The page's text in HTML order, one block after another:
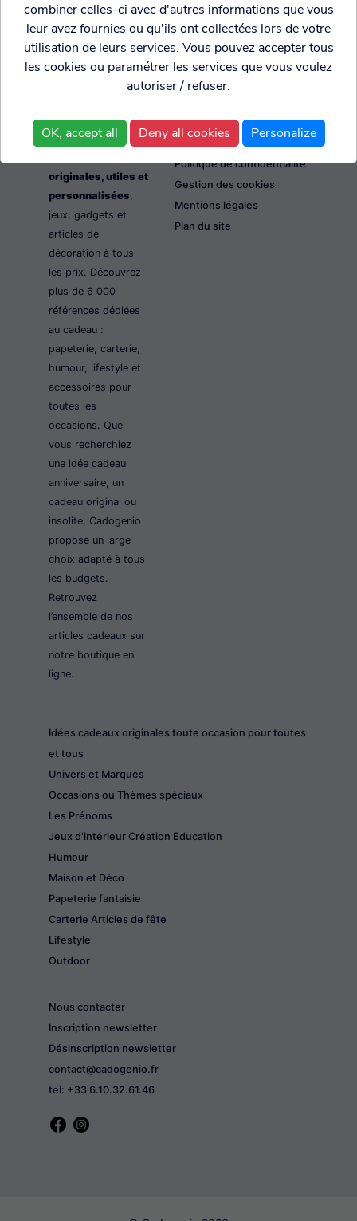
boutique
spécialisée dans
originales, utiles et
personnalisées,
jeux, gadgets et
articles de
décoration à tous
les prix. Découvrez
plus de 6 000
références dédiées
au cadeau :
papeterie, carterie,
humour, lifestyle et
accessoires pour
toutes les
occasions. Que
vous recherchiez
une idée cadeau
anniversaire, un
cadeau original ou
insolite, Cadogenio
propose un large
choix adapté à tous
les budgets.
Retrouvez
l’ensemble de nos
articles cadeaux sur
notre boutique en
ligne.
Conditions générales de
Politique de confidentialité
Gestion des cookies
Mentions légales
Plan du site
Idées cadeaux originales toute occasion pour toutes
et tous
Univers et Marques
Occasions ou Thèmes spéciaux
Les Prénoms
Jeux d'intérieur Création Education
Humour
Maison et Déco
Papeterie fantaisie
CarterIe Articles de fête
Lifestyle
Outdoor
Nous contacter
Inscription newsletter
Désinscription newsletter
contact@cadogenio.fr
tel: +33 6.10.32.61.46
combiner celles-ci avec d'autres informations que vous
leur avez fournies ou qu'ils ont collectées lors de votre
utilisation de leurs services. Vous pouvez accepter tous
les cookies ou paramétrer les services que vous voulez
autoriser / refuser.
OK, accept all Deny all cookies Personalize